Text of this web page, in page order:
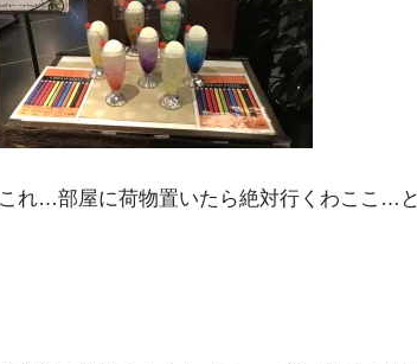
れ…部屋に荷物置いたら絶対行くわここ…